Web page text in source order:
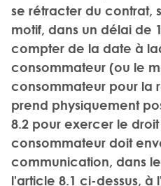
se rétracter du contrat,
motif, dans un délai de
compter de la date à
consommateur (ou le
consommateur pour la
prend physiquement
8.2 pour exercer le
consommateur doit
communication, dans
l'article 8.1 ci-dessus,